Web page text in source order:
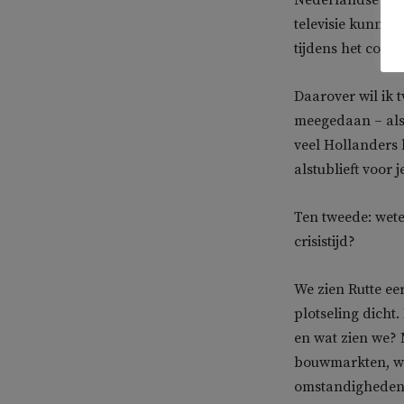
televisie kunnen
tijdens het
Daarover wil ik
meegedaan –
veel Hollanders
alstublieft voor
Ten tweede:
crisistijd?
We zien Rutte
plotseling dicht.
en wat zien
bouwmarkten,